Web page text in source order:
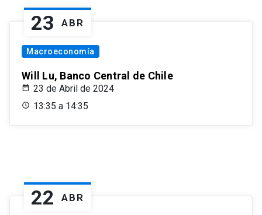
23 ABR
Macroeconomía
Will Lu, Banco Central de Chile
23 de Abril de 2024
13:35 a 14:35
22 ABR